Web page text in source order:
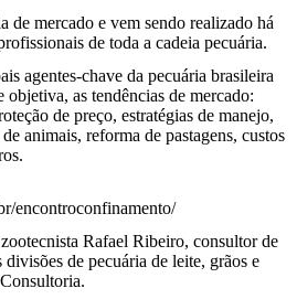
de mercado e vem sendo realizado há
de toda a cadeia pecuária.
agentes-chave da pecuária brasileira
objetiva, as tendências de mercado:
de preço, estratégias de manejo,
animais, reforma de pastagens, custos
encontroconfinamento/
Rafael Ribeiro, consultor de
de pecuária de leite, grãos e